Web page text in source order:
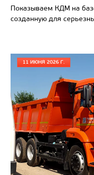
Показываем КДМ на
созданную для
11 ИЮНЯ 2026 Г.